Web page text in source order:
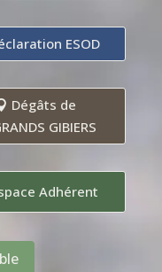
ESOD
Dégâts de
GIBIERS
Adhérent